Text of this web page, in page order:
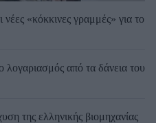
«κόκκινες γραμμές» για το
από τα δάνεια του
της ελληνικής βιομηχανίας